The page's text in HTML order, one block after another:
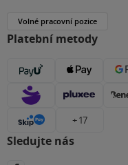
Volné pracovní pozice
Platební metody
+ 17
Sledujte nás